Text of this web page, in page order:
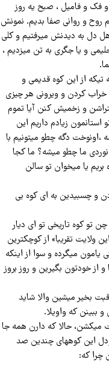
فک و فامیل ، صبح یه روز
روح و روانی صفا بدیم. نمونش
دل به دیدنش میرفتیم و کلی
ونون و پنیری و حلیمی و یا جگری به تن میزدیم ،
از این کوه قدیمی و
کردن و ویرونی هر چیزی
و زخمیش کنن آیا تموم
زیادم داریم این
دگه چطو میتونیم با
ما چطو میشه؟ ما کجا
یا میخوان تو سالن
و چسبیدین به ای کوه بی
تو کوه تاریخی تو ای دیار
ولایت تقریبا» از کوچکترین
میگرده و سوا از اینکه
از خودتون بگیرین و روز بروز
بخیر میشین والا شاید
ببینن که واویلا.
میکشن، حالا که دارن همه جا
این کوههای چندین صد
چرا که: